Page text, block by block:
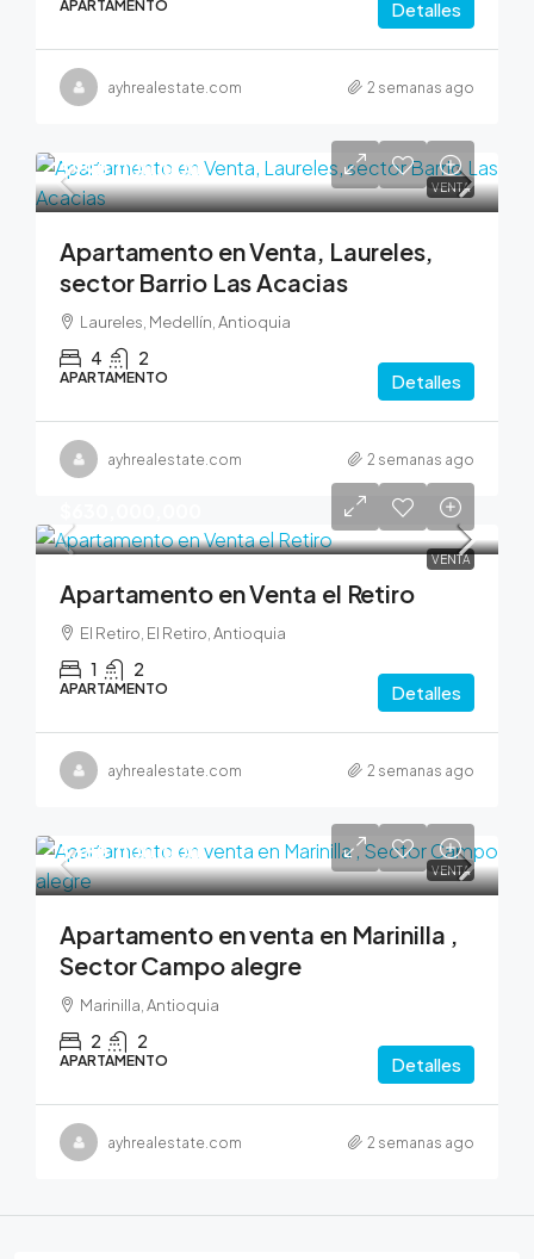
APARTAMENTO Detalles
ayhrealestate.com 2 semanas ago
VENTA
$990,000,000
Apartamento en Venta, Laureles,
sector Barrio Las Acacias
Laureles, Medellín, Antioquia
4 2
APARTAMENTO Detalles
ayhrealestate.com 2 semanas ago
VENTA
Apartamento en Venta el Retiro
El Retiro, El Retiro, Antioquia
1 2
APARTAMENTO Detalles
ayhrealestate.com 2 semanas ago
VENTA
$380,000,000
Apartamento en venta en Marinilla ,
Sector Campo alegre
Marinilla, Antioquia
2 2
APARTAMENTO Detalles
ayhrealestate.com 2 semanas ago